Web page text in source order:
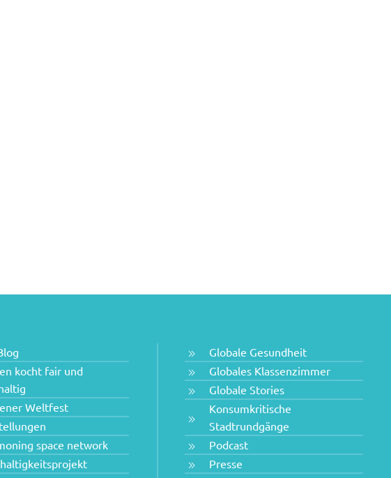
kocht fair und
Weltfest
space network
Globale Gesundheit
Globales Klassenzimmer
Globale Stories
Konsumkritische
Stadtrundgänge
Podcast
Presse